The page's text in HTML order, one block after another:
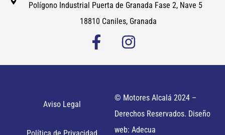
Polígono Industrial Puerta de Granada Fase 2, Nave 5
18810 Caniles, Granada
Aviso Legal
© Motores Alcalá 2024 –
Derechos Reservados. Diseño
web: Adecua